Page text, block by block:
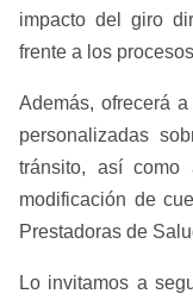
impacto del giro
frente a los
Además, ofrecerá
personalizadas
tránsito, así como
modificación de
Prestadoras de
Lo invitamos a